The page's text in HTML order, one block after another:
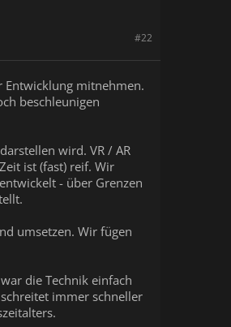
#22
Entwicklung mitnehmen.
beschleunigen
wird. VR / AR
ist (fast) reif. Wir
- über Grenzen
umsetzen. Wir fügen
die Technik einfach
immer schneller